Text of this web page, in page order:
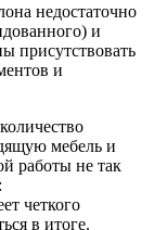
недостаточно
и
присутствовать
и
мебель и
работы не так
четкого
в итоге.